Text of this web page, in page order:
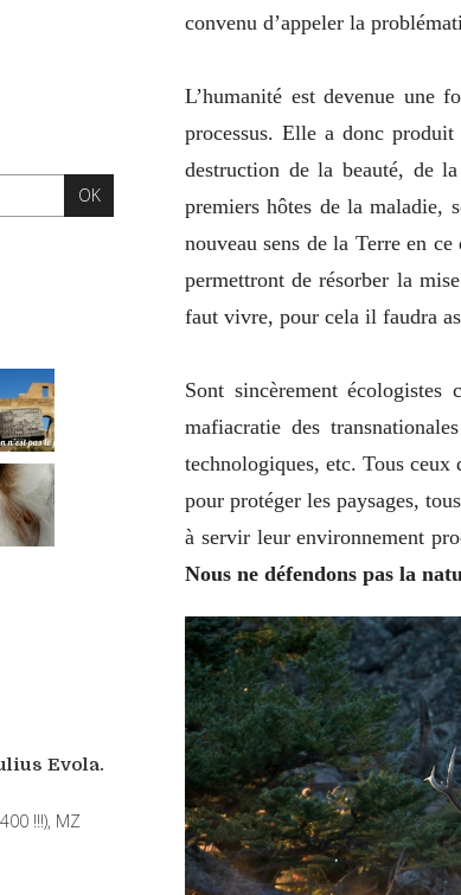
Evola.
!!!), MZ
convenu d’appeler la
L’humanité est devenue une
processus. Elle a donc
destruction de la beauté, de
premiers hôtes de la maladie,
nouveau sens de la Terre en
permettront de résorber la
faut vivre, pour cela il faudra
Sont sincèrement
mafiacratie des
technologiques, etc. Tous
pour protéger les paysages,
à servir leur environnement
Nous ne défendons pas la